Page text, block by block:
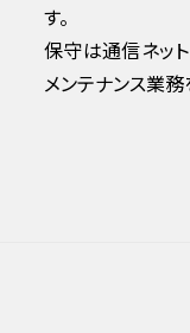
す。
保守は通信ネッ
メンテナンス業